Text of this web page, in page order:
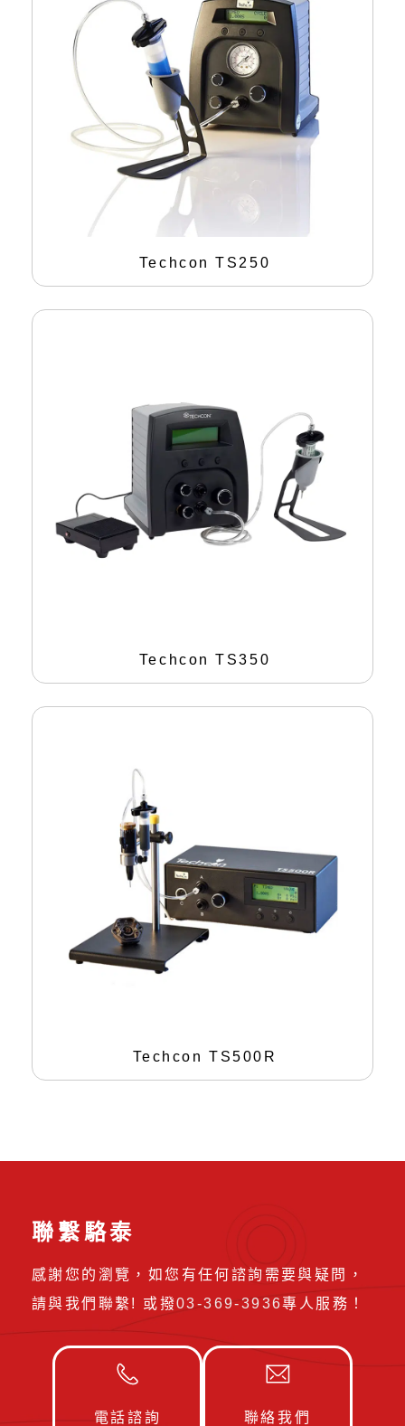
Techcon TS250
Techcon TS350
Techcon TS500R
聯繫駱泰
感謝您的瀏覽，如您有任何諮詢需要與疑問，
請與我們聯繫! 或撥03-369-3936專人服務！
電話諮詢 聯絡我們